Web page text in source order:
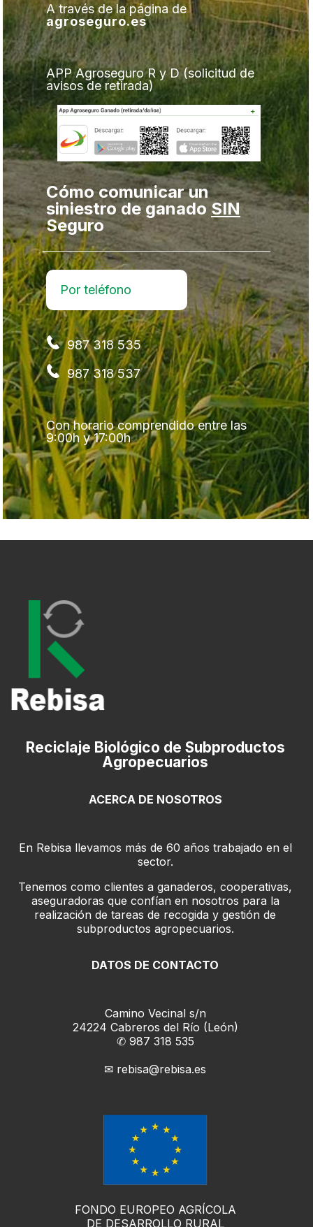
A través de la página de
agroseguro.es
APP Agroseguro R y D (solicitud de
avisos de retirada)
Cómo comunicar un
siniestro de ganado SIN
Seguro
Por teléfono
987 318 535
987 318 537
Con horario comprendido entre las
9:00h y 17:00h
Reciclaje Biológico de Subproductos
Agropecuarios
ACERCA DE NOSOTROS
En Rebisa llevamos más de 60 años trabajado en el
sector.
Tenemos como clientes a ganaderos, cooperativas,
aseguradoras que confían en nosotros para la
realización de tareas de recogida y gestión de
subproductos agropecuarios.
DATOS DE CONTACTO
Camino Vecinal s/n
24224 Cabreros del Río (León)
✆ 987 318 535
✉ rebisa@rebisa.es
FONDO EUROPEO AGRÍCOLA
DE DESARROLLO RURAL